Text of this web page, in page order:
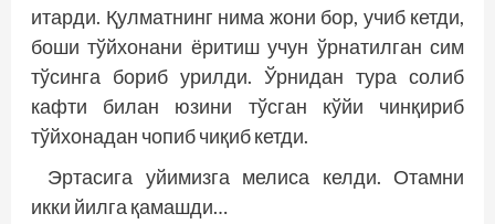
итарди. Қулматнинг нима жони бор, учиб кетди,
боши тўйхонани ёритиш учун ўрнатилган сим
тўсинга бориб урилди. Ўрнидан тура солиб
кафти билан юзини тўсган кўйи чинқириб
тўйхонадан чопиб чиқиб кетди.
Эртасига уйимизга мелиса келди. Отамни
икки йилга қамашди…